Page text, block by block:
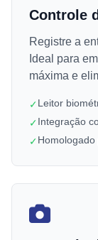
Controle
Registre a
Ideal para
máxima e
✓Leitor
✓Integração
✓